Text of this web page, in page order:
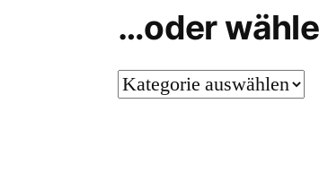
…oder
…